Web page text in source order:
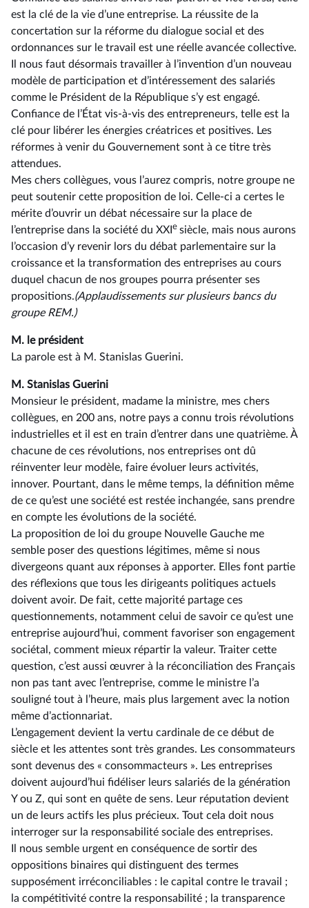
est la clé de la vie d’une entreprise. La réussite de la
concertation sur la réforme du dialogue social et des
ordonnances sur le travail est une réelle avancée collective.
Il nous faut désormais travailler à l’invention d’un nouveau
modèle de participation et d’intéressement des salariés
comme le Président de la République s’y est engagé.
Confiance de l’État vis-à-vis des entrepreneurs, telle est la
clé pour libérer les énergies créatrices et positives. Les
réformes à venir du Gouvernement sont à ce titre très
attendues.
Mes chers collègues, vous l’aurez compris, notre groupe ne
peut soutenir cette proposition de loi. Celle-ci a certes le
mérite d’ouvrir un débat nécessaire sur la place de
l’entreprise dans la société du XXI e siècle, mais nous aurons
l’occasion d’y revenir lors du débat parlementaire sur la
croissance et la transformation des entreprises au cours
duquel chacun de nos groupes pourra présenter ses
propositions.(Applaudissements surplusieursbancs du
groupe REM.)
M. le président
La parole est à M. Stanislas Guerini.
M. Stanislas Guerini
Monsieur le président, madame la ministre, mes chers
collègues, en 200 ans, notre pays a connu trois révolutions
industrielles et il est en train d’entrer dans une quatrième. À
chacune de ces révolutions, nos entreprises ont dû
réinventer leur modèle, faire évoluer leurs activités,
innover. Pourtant, dans le même temps, la définition même
de ce qu’est une société est restée inchangée, sans prendre
en compte les évolutions de la société.
La proposition de loi du groupe Nouvelle Gauche me
semble poser des questions légitimes, même si nous
divergeons quant aux réponses à apporter. Elles font partie
des réflexions que tous les dirigeants politiques actuels
doivent avoir. De fait, cette majorité partage ces
questionnements, notamment celui de savoir ce qu’est une
entreprise aujourd’hui, comment favoriser son engagement
sociétal, comment mieux répartir la valeur. Traiter cette
question, c’est aussi œuvrer à la réconciliation des Français
non pas tant avec l’entreprise, comme le ministre l’a
souligné tout à l’heure, mais plus largement avec la notion
même d’actionnariat.
L’engagement devient la vertu cardinale de ce début de
siècle et les attentes sont très grandes. Les consommateurs
sont devenus des « consommacteurs ». Les entreprises
doivent aujourd’hui fidéliser leurs salariés de la génération
Y ou Z, qui sont en quête de sens. Leur réputation devient
un de leurs actifs les plus précieux. Tout cela doit nous
interroger sur la responsabilité sociale des entreprises.
Il nous semble urgent en conséquence de sortir des
oppositions binaires qui distinguent des termes
supposément irréconciliables : le capital contre le travail ;
la compétitivité contre la responsabilité ; la transparence